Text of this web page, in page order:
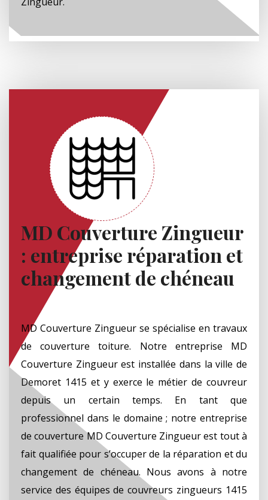
MD Couverture Zingueur
: entreprise réparation et
changement de chéneau
MD Couverture Zingueur se spécialise en travaux
de couverture toiture. Notre entreprise MD
Couverture Zingueur est installée dans la ville de
Demoret 1415 et y exerce le métier de couvreur
depuis un certain temps. En tant que
professionnel dans le domaine ; notre entreprise
de couverture MD Couverture Zingueur est tout à
fait qualifiée pour s’occuper de la réparation et du
changement de chéneau. Nous avons à notre
service des équipes de couvreurs zingueurs 1415